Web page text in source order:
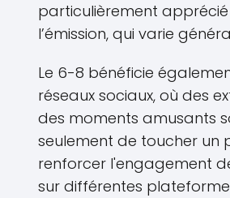
particulièrement
l’émission, qui varie
Le 6-8 bénéficie
réseaux sociaux, où des
des moments amusants
seulement de toucher un
renforcer l'engagement
sur différentes